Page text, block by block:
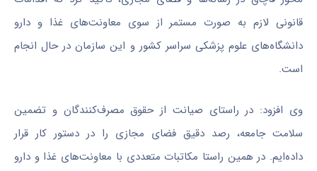
قانونی لازم به صورت مستمر از سوی معاونت‌های غذا و دارو
دانشگاه‌های علوم پزشکی سراسر کشور و این سازمان در حال انجام
است.
وی افزود: در راستای صیانت از حقوق مصرف‌کنندگان و تضمین
سلامت جامعه، رصد دقیق فضای مجازی را در دستور کار قرار
داده‌ایم. در همین راستا مکاتبات متعددی با معاونت‌های غذا و دارو